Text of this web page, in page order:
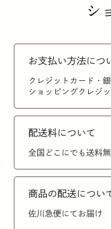
シ
お支払い方法につ
クレジットカード・
ショッピングクレジ
配送料について
全国どこにでも送料
商品の配送につい
佐川急便にてお届け